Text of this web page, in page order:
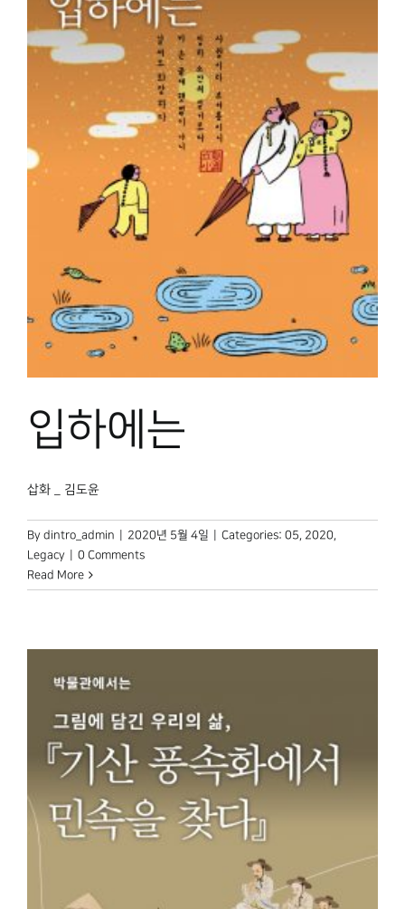
입하에는
삽화 _ 김도윤
By dintro_admin 2020년 5월 4일 Categories: 05, 2020,
Legacy
0 Comments
Read More